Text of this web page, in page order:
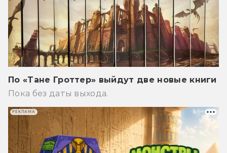
По «Тане Гроттер» выйдут две новые книги
Пока без даты выхода.
РЕКЛАМА